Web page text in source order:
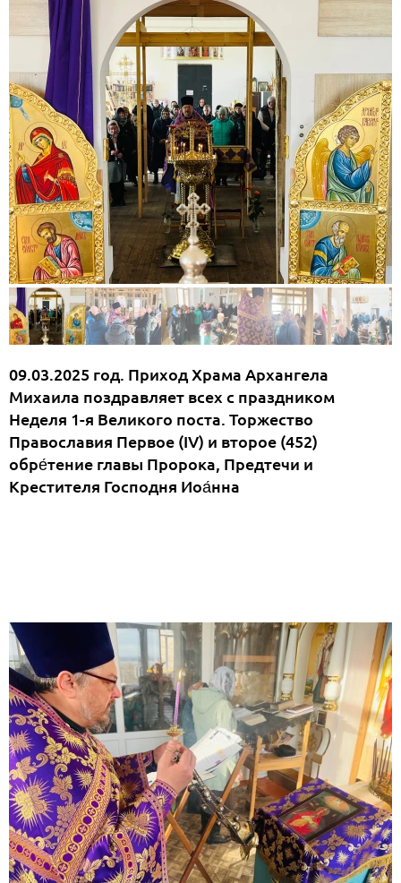
09.03.2025 год. Приход Храма Архангела
Михаила поздравляет всех с праздником
Неделя 1-я Великого поста. Торжество
Православия Первое (IV) и второе (452)
обре́тение главы Пророка, Предтечи и
Крестителя Господня Иоа́нна